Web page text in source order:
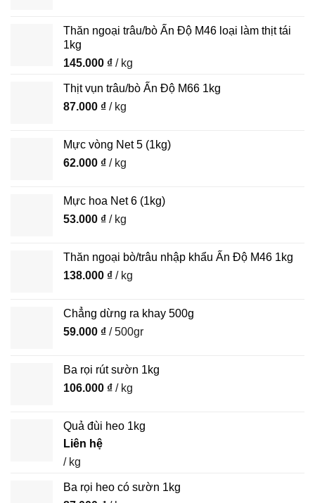
Thăn ngoại trâu/bò Ấn Độ M46 loại làm thịt tái
1kg
145.000 ₫ / kg
Thịt vụn trâu/bò Ấn Độ M66 1kg
87.000 ₫ / kg
Mực vòng Net 5 (1kg)
62.000 ₫ / kg
Mực hoa Net 6 (1kg)
53.000 ₫ / kg
Thăn ngoại bò/trâu nhập khẩu Ấn Độ M46 1kg
138.000 ₫ / kg
Chẳng dừng ra khay 500g
59.000 ₫ / 500gr
Ba rọi rút sườn 1kg
106.000 ₫ / kg
Quả đùi heo 1kg
Liên hệ
/ kg
Ba rọi heo có sườn 1kg